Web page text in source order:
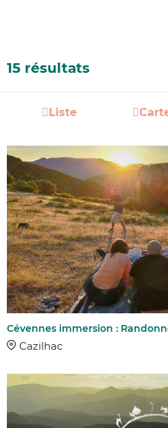
15 résultats
Liste
Cévennes immersion :
Cazilhac